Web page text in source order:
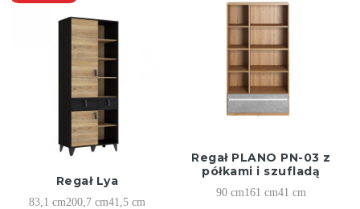
Regał Lya
83,1 cm200,7 cm41,5 cm
Regał PLANO PN-03 z
półkami i szufladą
90 cm161 cm41 cm